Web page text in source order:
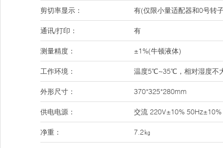
剪切率显示： 有(仅限小量适配器和0号转
通讯/打印： 有
测量精度： ±1%(牛顿液体)
工作环境： 温度5℃~35℃，相对湿度不
外形尺寸： 370*325*280mm
供电电源： 交流 220V±10% 50Hz±10%
净重： 7.2㎏